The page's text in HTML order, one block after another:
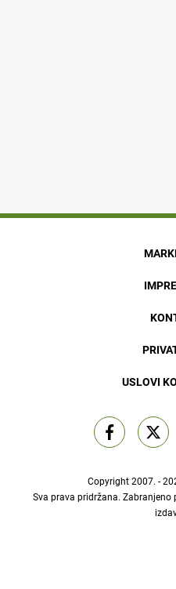
USLOVI
Copyright 2007. -
Sva prava pridržana.